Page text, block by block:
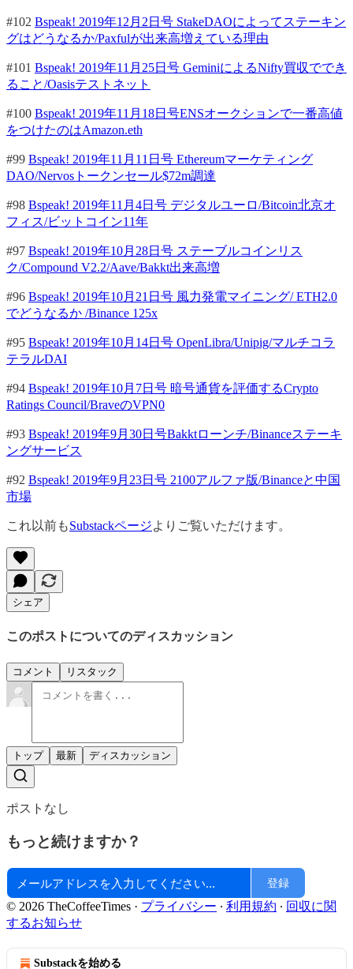
#102 Bspeak! 2019年12月2日号 StakeDAOによってステーキン
グはどうなるか/Paxfulが出来高増えている理由
#101 Bspeak! 2019年11月25日号 GeminiによるNifty買収ででき
ること/Oasisテストネット
#100 Bspeak! 2019年11月18日号ENSオークションで一番高値
をつけたのはAmazon.eth
#99 Bspeak! 2019年11月11日号 Ethereumマーケティング
DAO/Nervosトークンセール$72m調達
#98 Bspeak! 2019年11月4日号 デジタルユーロ/Bitcoin北京オ
フィス/ビットコイン11年
#97 Bspeak! 2019年10月28日号 ステーブルコインリス
ク/Compound V2.2/Aave/Bakkt出来高増
#96 Bspeak! 2019年10月21日号 風力発電マイニング/ ETH2.0
でどうなるか /Binance 125x
#95 Bspeak! 2019年10月14日号 OpenLibra/Unipig/マルチコラ
テラルDAI
#94 Bspeak! 2019年10月7日号 暗号通貨を評価するCrypto
Ratings Council/BraveのVPN0
#93 Bspeak! 2019年9月30日号Bakktローンチ/Binanceステーキ
ングサービス
#92 Bspeak! 2019年9月23日号 2100アルファ版/Binanceと中国
市場
これ以前もSubstackページよりご覧いただけます。
シェア
このポストについてのディスカッション
コメント リスタック
トップ 最新 ディスカッション
ポストなし
もっと続けますか？
登録
© 2026 TheCoffeeTimes · プライバシー ∙ 利用規約 ∙ 回収に関
するお知らせ
Substackを始める